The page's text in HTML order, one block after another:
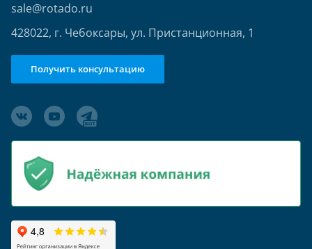
sale@rotado.ru
428022, г. Чебоксары, ул. Пристанционная, 1
Получить консультацию